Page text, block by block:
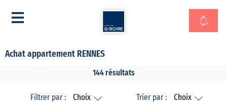
Achat appartement RENNES
144 résultats
Filtrer par : Choix Trier par : Choix